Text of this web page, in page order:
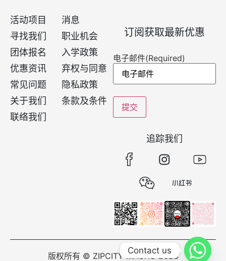
活动项目
寻找我们
团体报名
优惠资讯
常见问题
关于我们
联络我们
消息
职业机会
入学政策
弃权与同意
隐私政策
条款及条件
订阅获取最新优惠
电子邮件(Required)
追踪我们
版权所有 © ZIPCITY MACAU 2025
Contact us